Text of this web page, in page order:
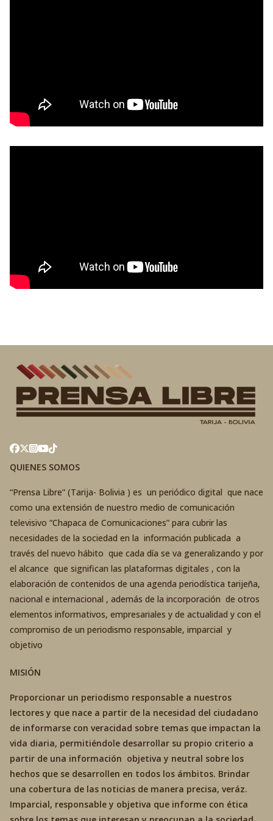
QUIENES SOMOS
“Prensa Libre” (Tarija- Bolivia ) es un periódico digital que nace
como una extensión de nuestro medio de comunicación
televisivo “Chapaca de Comunicaciones” para cubrir las
necesidades de la sociedad en la información publicada a
través del nuevo hábito que cada día se va generalizando y por
el alcance que significan las plataformas digitales , con la
elaboración de contenidos de una agenda periodística tarijeña,
nacional e internacional , además de la incorporación de otros
elementos informativos, empresariales y de actualidad y con el
compromiso de un periodismo responsable, imparcial y
objetivo
MISIÓN
Proporcionar un periodismo responsable a nuestros
lectores y que nace a partir de la necesidad del ciudadano
de informarse con veracidad sobre temas que impactan la
vida diaria, permitiéndole desarrollar su propio criterio a
partir de una información objetiva y neutral sobre los
hechos que se desarrollen en todos los ámbitos. Brindar
una cobertura de las noticias de manera precisa, veráz.
Imparcial, responsable y objetiva que informe con ética